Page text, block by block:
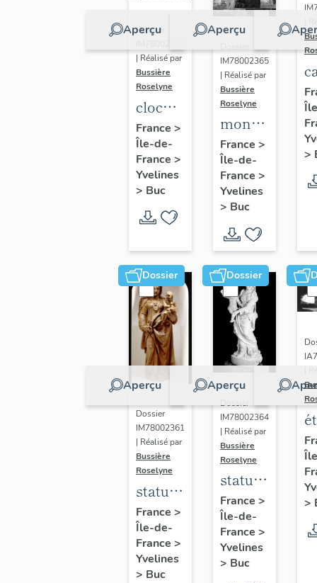
Aperçu
Dossier
| Réalisé par
Bussière
Roselyne
cloche
dite
Louise
Auguste
Adélaïde
France >
Île-de-
France >
Yvelines
> Buc
Aperçu
IM78002365
| Réalisé par
Bussière
Roselyne
monument
funéraire
de
Jean
Casale
France >
Île-de-
France >
Yvelines
> Buc
>
Dossier
Aperçu
Dossier
IM78002361
| Réalisé par
Bussière
Roselyne
statue :
Vierge
à
l'Enfant
(n°2)
France >
Île-de-
France >
Yvelines
> Buc
Dossier
Aperçu
Dossier
IM78002364
| Réalisé par
Bussière
Roselyne
statue :
Vierge
à
l'Enfant
(n°1)
France >
Île-de-
France >
Yvelines
> Buc
>